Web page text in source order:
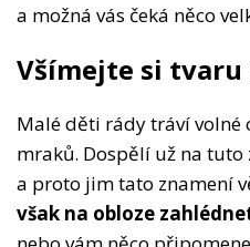
a možná vás čeká něco
Všímejte si tvaru
Malé děti rády tráví volné
mraků. Dospělí už na
a proto jim tato znamení
však na obloze